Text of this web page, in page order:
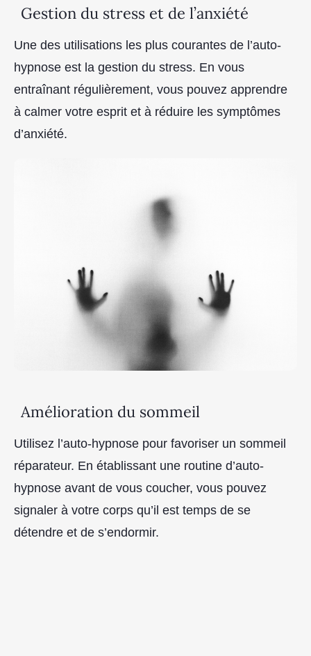
Gestion du stress et de l’anxiété
Une des utilisations les plus courantes de l’auto-
hypnose est la gestion du stress. En vous
entraînant régulièrement, vous pouvez apprendre
à calmer votre esprit et à réduire les symptômes
d’anxiété.
Amélioration du sommeil
Utilisez l’auto-hypnose pour favoriser un sommeil
réparateur. En établissant une routine d’auto-
hypnose avant de vous coucher, vous pouvez
signaler à votre corps qu’il est temps de se
détendre et de s’endormir.